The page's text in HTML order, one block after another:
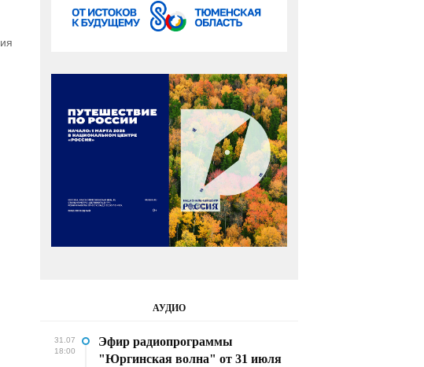
АУДИО
31.07
18:00
Эфир радиопрограммы
"Юргинская волна" от 31 июля